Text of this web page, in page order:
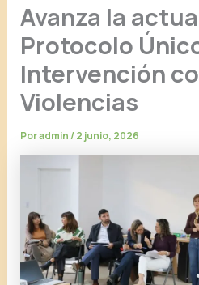
Avanza la
Protocolo
Intervención
Violencias
Poradmin/2 junio, 2026